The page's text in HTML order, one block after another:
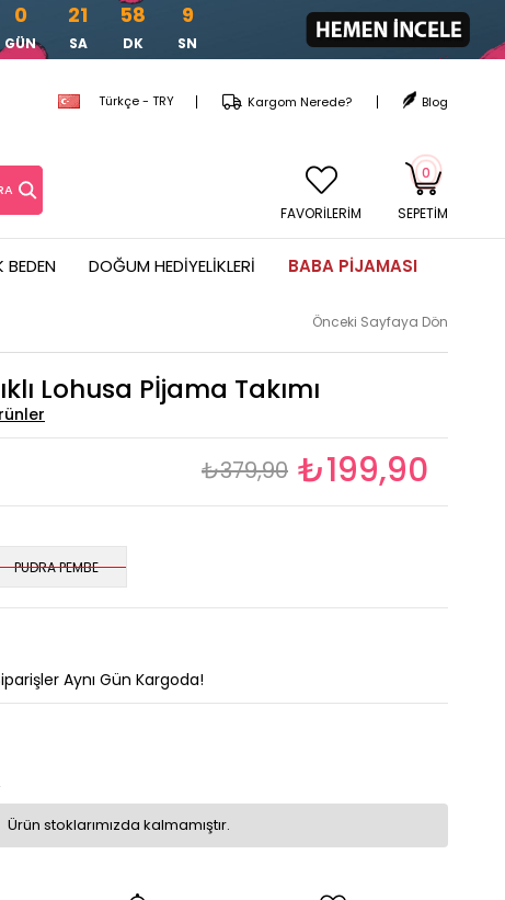
0
GÜN
21
SA
58
DK
7
SN
Türkçe - TRY Blog
Kargom Nerede?
SEPETIM
0
FAVORİLERİM
BEDEN DOĞUM HEDIYELIKLERI BABA PIJAMASI
Önceki Sayfaya Dön
Lohusa Pİjama Takımı
₺379,90 ₺199,90
PUDRA PEMBE
Aynı Gün Kargoda!
Ürün stoklarımızda kalmamıştır.